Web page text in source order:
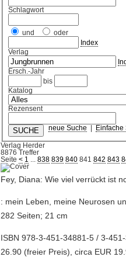
Schlagwort
und
oder
Index
Verlag
Ersch.-Jahr
bis
Katalog
Rezensent
neue Suche Einfache
Verlag Herder
8876 Treffer
Seite< 1 ...838 839 840 841 842 843
Fey, Diana: Wie viel verrückt ist
: mein Leben, meine Neurosen
282 Seiten; 21 cm
ISBN 978-3-451-34881-5 / 3-
26.90 (freier Preis), circa EUR